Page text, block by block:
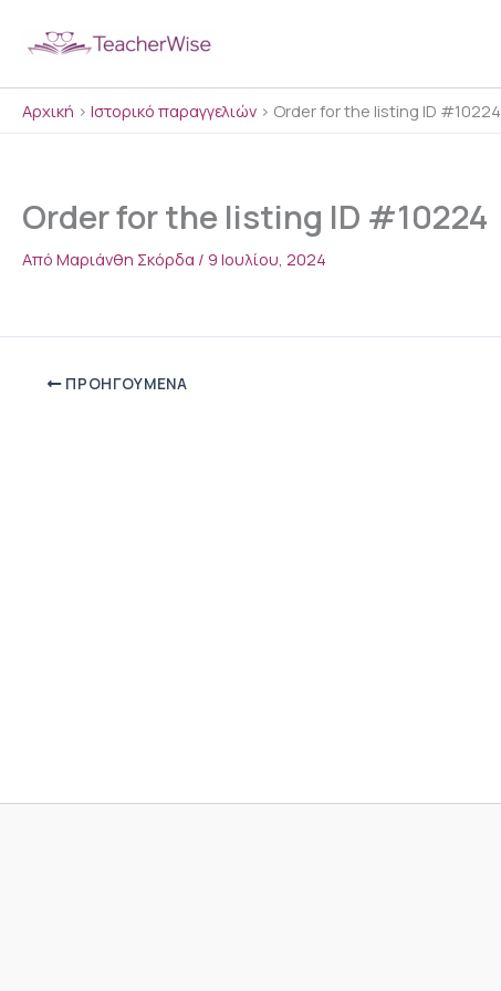
Αρχική > Ιστορικό παραγγελιών > Order for the listing ID #10224
Order for the listing ID #10224
Από Μαριάνθη Σκόρδα / 9 Ιουλίου, 2024
ΠΡΟΗΓΟΎΜΕΝΑ